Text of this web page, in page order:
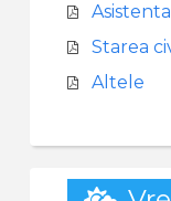
Starea
Altele